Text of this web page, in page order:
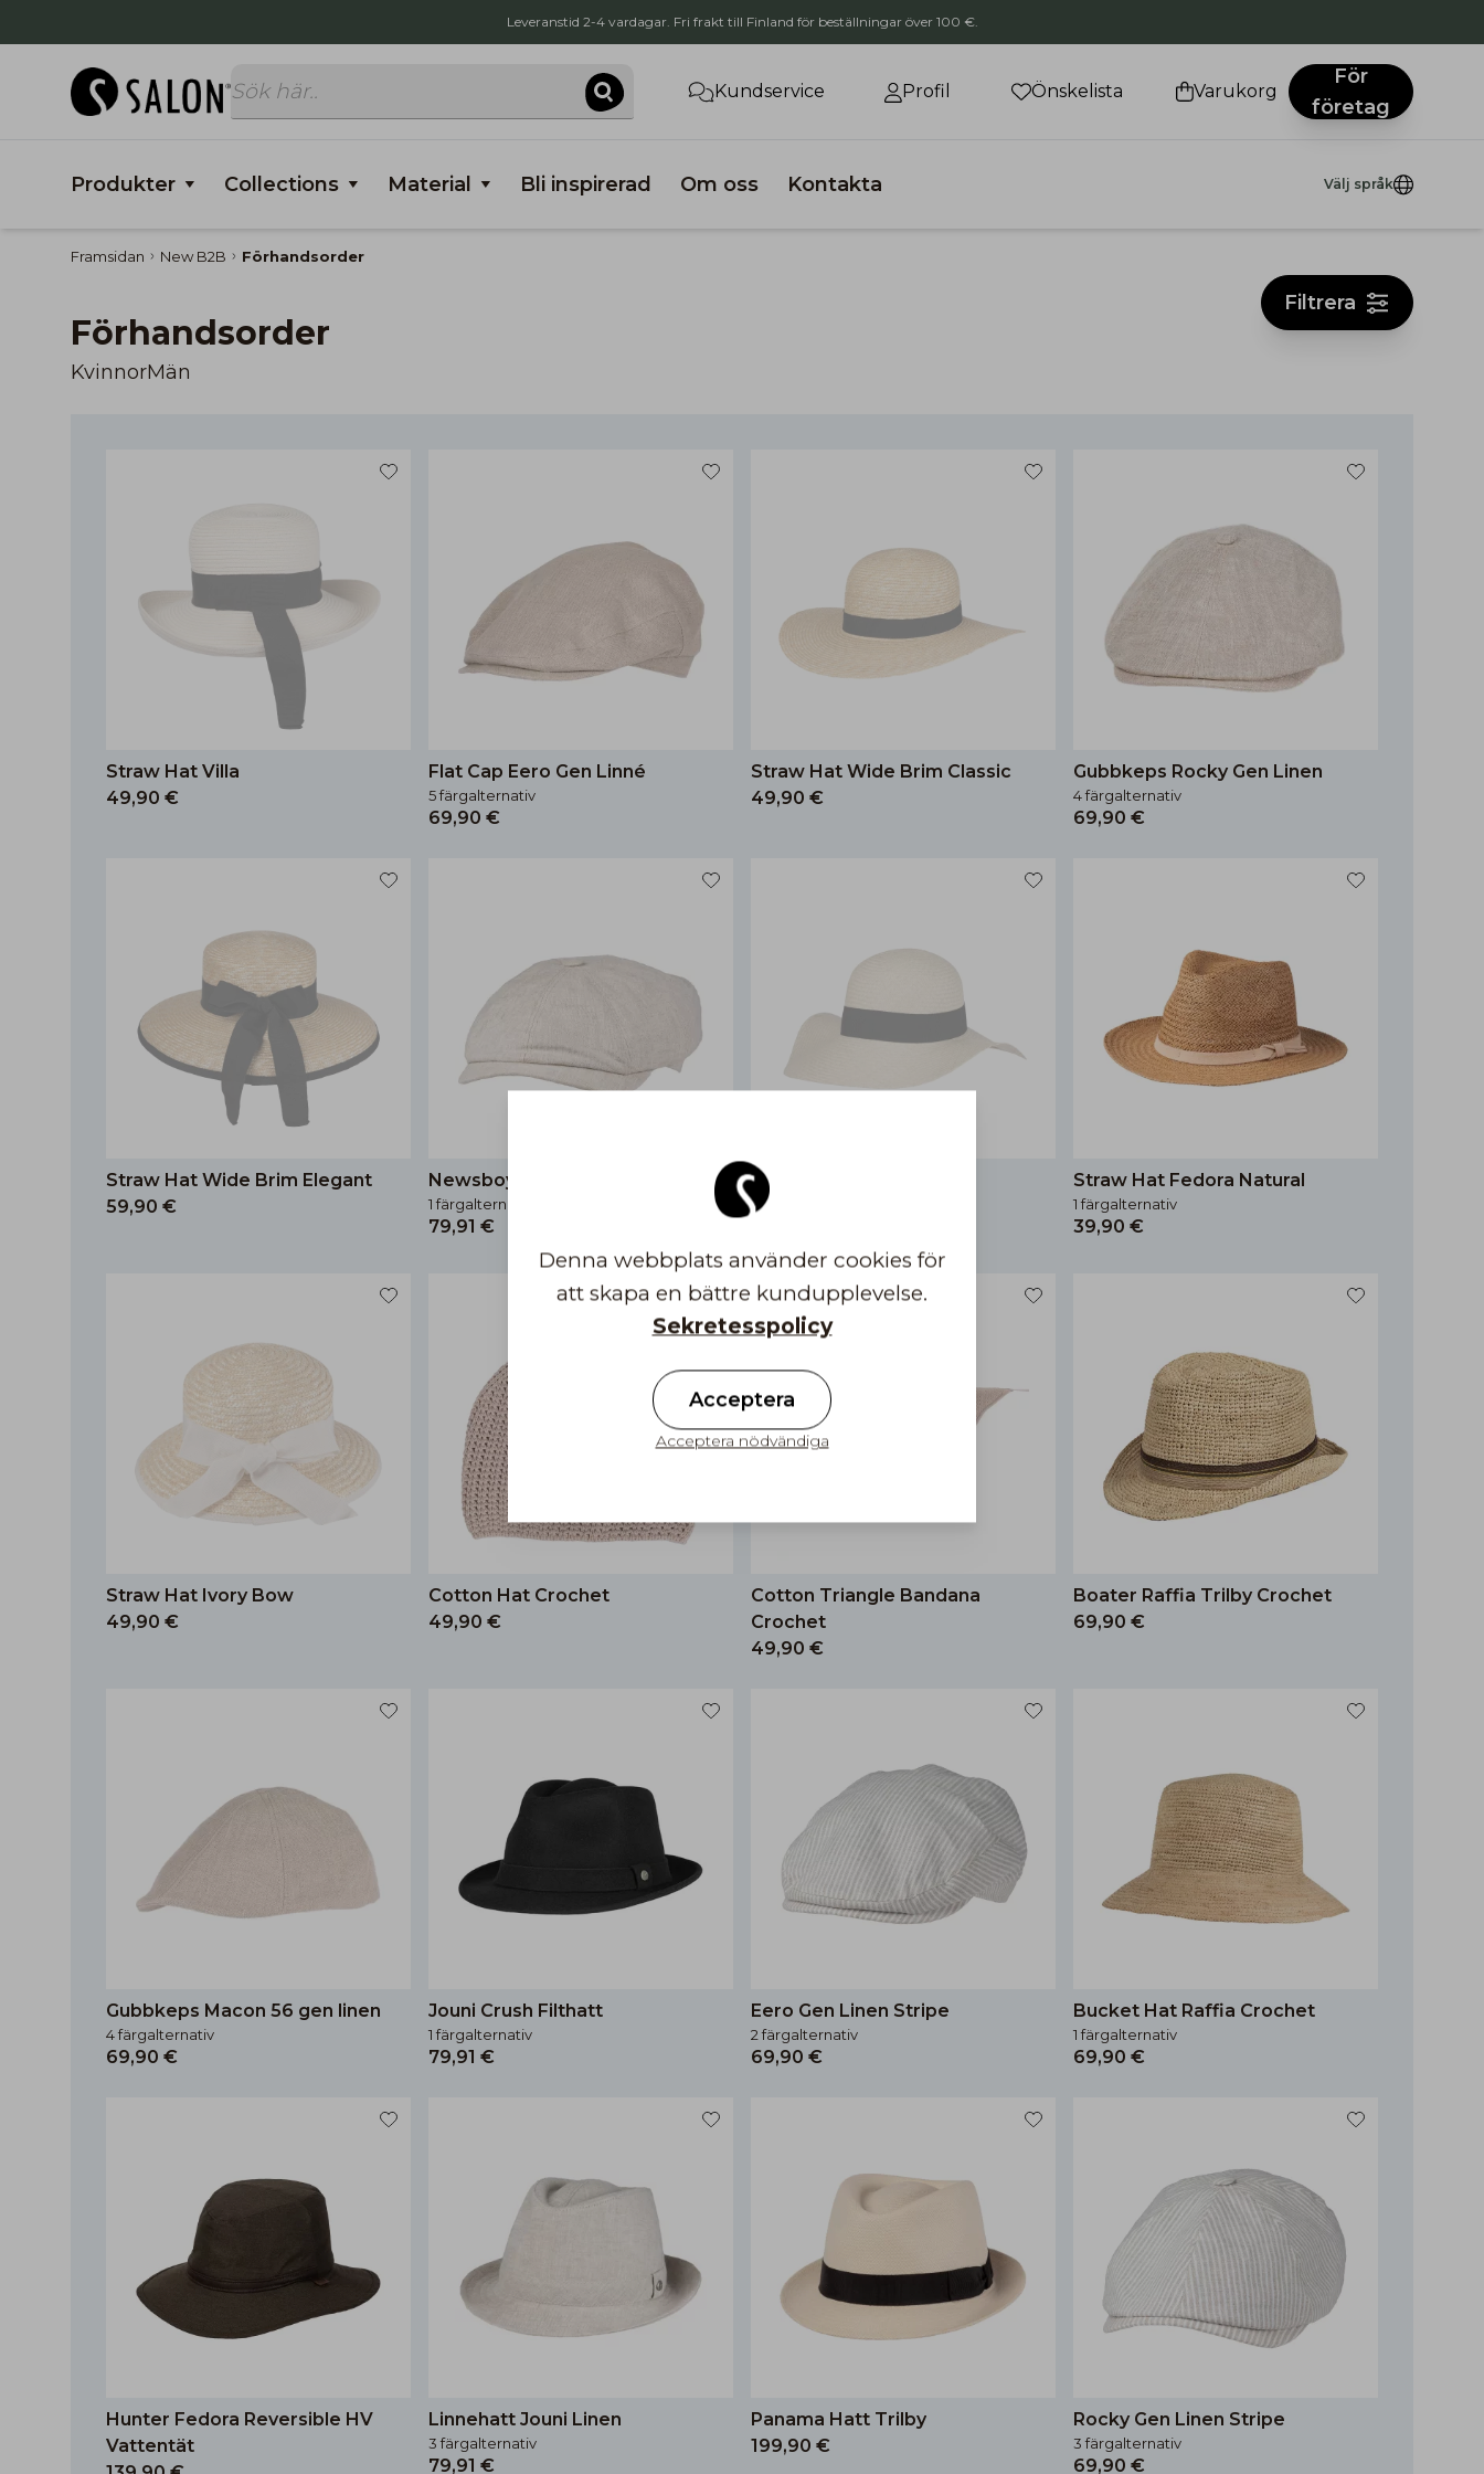
Leveranstid 2-4 vardagar. Fri frakt till Finland för beställningar över 100 €.
Kundservice Profil Önskelista Varukorg
För
företag
Produkter Collections Material Bli inspirerad Om oss Kontakta Välj språk
Framsidan New B2B Förhandsorder
Förhandsorder
Filtrera
KvinnorMän
Straw Hat Villa
49,90 €
Flat Cap Eero Gen Linné
5 färgalternativ
69,90 €
Straw Hat Wide Brim Classic
49,90 €
Gubbkeps Rocky Gen Linen
4 färgalternativ
69,90 €
Straw Hat Wide Brim Elegant
59,90 €
Newsboy Linen
1 färgalternativ
79,91 €
Raffia Crush Wide Brim
Timeless
Straw Hat Fedora Natural
1 färgalternativ
39,90 €
Straw Hat Ivory Bow
49,90 €
Cotton Hat Crochet
49,90 €
Cotton Triangle Bandana
Crochet
49,90 €
Boater Raffia Trilby Crochet
69,90 €
Gubbkeps Macon 56 gen linen
4 färgalternativ
69,90 €
Jouni Crush Filthatt
1 färgalternativ
79,91 €
Eero Gen Linen Stripe
2 färgalternativ
69,90 €
Bucket Hat Raffia Crochet
1 färgalternativ
69,90 €
Hunter Fedora Reversible HV
Vattentät
Linnehatt Jouni Linen
3 färgalternativ
79,91 €
Panama Hatt Trilby
199,90 €
Rocky Gen Linen Stripe
3 färgalternativ
69,90 €
Denna webbplats använder cookies för
att skapa en bättre kundupplevelse.
Sekretesspolicy
Acceptera
Acceptera nödvändiga